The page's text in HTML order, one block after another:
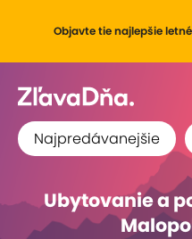
Objavte tie najlepšie
Najpredávanejšie
Ubytovanie a